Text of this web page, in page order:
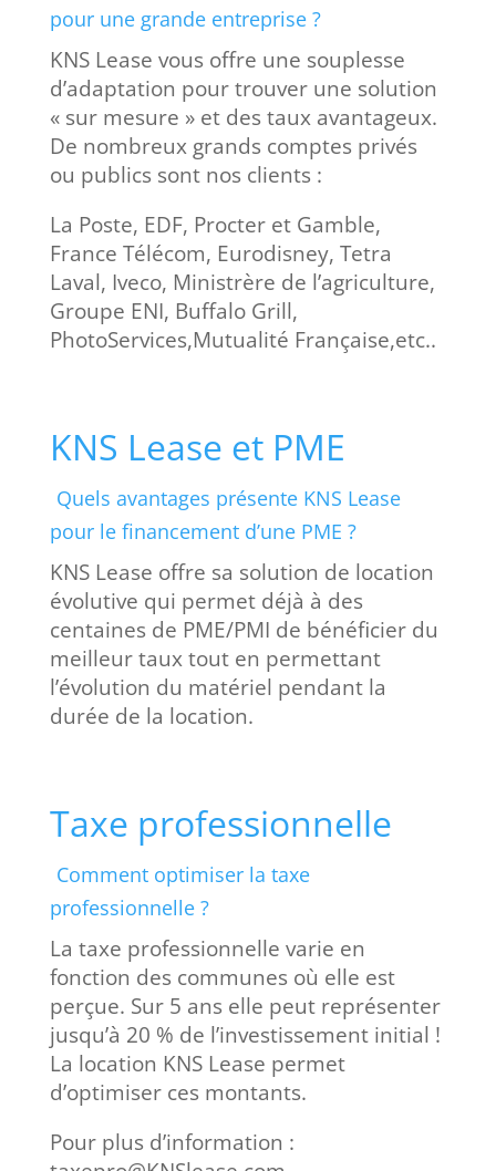
pour une grande entreprise ?
KNS Lease vous offre une souplesse
d’adaptation pour trouver une solution
« sur mesure » et des taux avantageux.
De nombreux grands comptes privés
ou publics sont nos clients :
La Poste, EDF, Procter et Gamble,
France Télécom, Eurodisney, Tetra
Laval, Iveco, Ministrère de l’agriculture,
Groupe ENI, Buffalo Grill,
PhotoServices,Mutualité Française,etc..
KNS Lease et PME
Quels avantages présente KNS Lease
pour le financement d’une PME ?
KNS Lease offre sa solution de location
évolutive qui permet déjà à des
centaines de PME/PMI de bénéficier du
meilleur taux tout en permettant
l’évolution du matériel pendant la
durée de la location.
Taxe professionnelle
Comment optimiser la taxe
professionnelle ?
La taxe professionnelle varie en
fonction des communes où elle est
perçue. Sur 5 ans elle peut représenter
jusqu’à 20 % de l’investissement initial !
La location KNS Lease permet
d’optimiser ces montants.
Pour plus d’information :